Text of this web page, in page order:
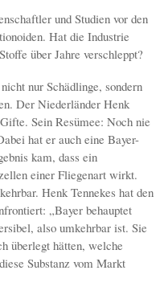
und Studien vor den
Hat die Industrie
über Jahre verschleppt?
nur Schädlinge, sondern
Der Niederländer Henk
Sein Resümee: Noch nie
hat er auch eine Bayer-
kam, dass ein
einer Fliegenart wirkt.
Henk Tennekes hat den
„Bayer behauptet
also umkehrbar ist. Sie
überlegt hätten, welche
Substanz vom Markt